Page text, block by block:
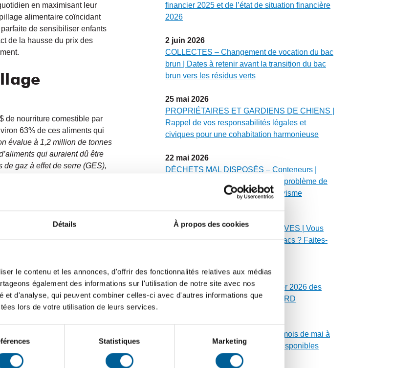
Détails À propos des cookies
le contenu et les annonces, d'offrir des fonctionnalités relatives aux médias
également des informations sur l'utilisation de notre site avec nos
et d'analyse, qui peuvent combiner celles-ci avec d'autres informations que
lors de votre utilisation de leurs services.
Statistiques Marketing
en maximisant leur
alimentaire coïncidant
de sensibiliser enfants
de la hausse du prix des
de nourriture comestible par
63% de ces aliments qui
évalue à 1,2 million de tonnes
qui auraient dû être
gaz à effet de serre (GES),
qui correspond à plus que
et ferroviaire au Québec
au Québec, soit
de consommer les aliments
des trucs simples et
à la maison.
» paru dans l’édition
pour les enfants et la
financier 2025 et de l’état de situation financière
2026
2 juin 2026
COLLECTES – Changement de vocation du bac
brun | Dates à retenir avant la transition du bac
brun vers les résidus verts
25 mai 2026
PROPRIÉTAIRES ET GARDIENS DE CHIENS |
Rappel de vos responsabilités légales et
civiques pour une cohabitation harmonieuse
22 mai 2026
DÉCHETS MAL DISPOSÉS – Conteneurs |
Quand les déchets débordent : un problème de
sécurité, d’environnement et de civisme
DÉPLOIEMENT DES SACS MAUVES | Vous
n’avez pas reçu vos rouleaux de sacs ? Faites-
12 mai 2026
FOSSES SEPTIQUES | Calendrier 2026 des
vidanges de fosses du secteur NORD
6 mai 2026
CALENDRIER MUNICIPAL | Les mois de mai à
décembre 2026 sont maintenant disponibles